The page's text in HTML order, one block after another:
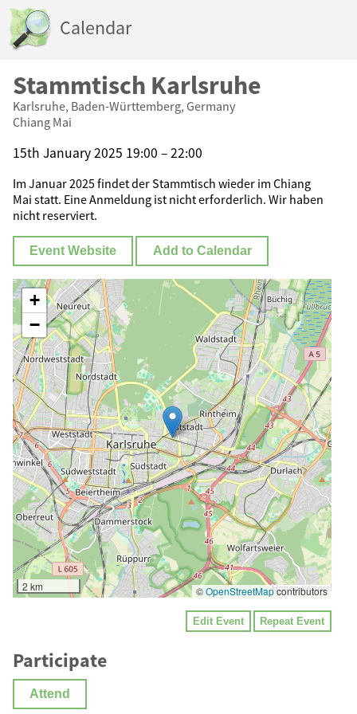
Calendar
Stammtisch Karlsruhe
Karlsruhe, Baden-Württemberg, Germany
Chiang Mai
15th January 2025 19:00 – 22:00
Im Januar 2025 findet der Stammtisch wieder im Chiang
Mai statt. Eine Anmeldung ist nicht erforderlich. Wir haben
nicht reserviert.
Event Website Add to Calendar
+
−
2 km ©OpenStreetMapcontributors
Edit Event Repeat Event
Participate
Attend